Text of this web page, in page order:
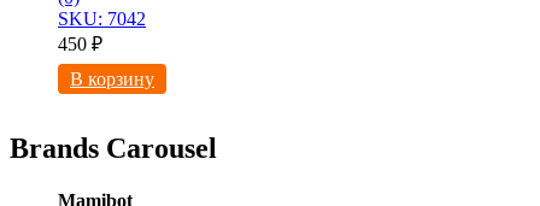
SKU: 7042
450 ₽
В корзину
Brands Carousel
Mamibot